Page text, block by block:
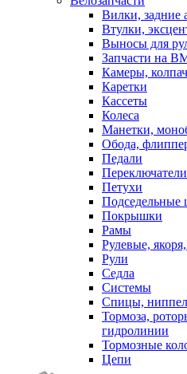
Вилки, задние
Втулки,
Выносы для
Запчасти на
Камеры,
Каретки
Кассеты
Колеса
Манетки,
Обода,
Педали
Петухи
Покрышки
Рамы
Рулевые,
Рули
Седла
Системы
Спицы,
Тормоза,
гидролинии
Тормозные
Цепи